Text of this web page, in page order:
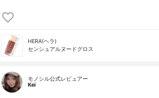
HERA(ヘラ)
センシュアルヌードグロス
モノシル公式レビュアー
Kei